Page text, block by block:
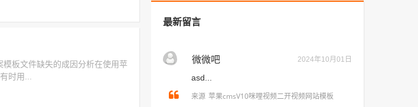
板文件缺失的成因分析在使用苹
时用...
最新留言
微微吧 2024年10月01日
asd...
来源 苹果cmsV10咪哩视频二开视频网站模板